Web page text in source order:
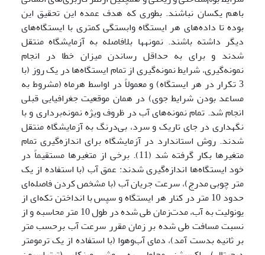
باهم یکسان نباشند. بطوری که هدف عمده این تحقیق این
بوده تا داده‌های هر ایستگاه وابستگی کمتری با ایستگاه‌های
دیگر داشته باشند. نمونه­ها بلافاصله به آزمایشگاه منتقل
شدند و برای به حداقل رساندن میزان خطا در انجام
نمونه‌گیری، شرایط نمونه‌گیری از تمام ایستگاه‌ها در یک روز (با
3 تکرار در هر ایستگاه) و معمولاً در اواسط هرماه (مشروط به
مساعد بودن شرایط جوی) در همان موقعیت جغرافیایی قبلی
انجام شد. تمام نمونه‌های آب در ظروف ویژه نمونه‌برداری و با
نگهداری در جای تاریک و سرد، بی‌درنگ به آزمایشگاه منتقل
شدند. روش استاندارد در آزمایشگاه برای اندازه‌گیری تمام
متغیرها بکار گرفته شد (11). برخی از متغیرها مستقیماً در
خود ایستگاه‌ها اندازه‌گیری شدند: عمق آب (با استفاده از یک
متر چوبی مدرج)، سرعت جریان آب (با مشخص کردن فاصله‌ای
حدود 10 متر در کنار هر ایستگاه و سپس با انداختن تکه‌ای از
یونولیت به آب، مدت‌زمان طی شده در طول 10 متر محاسبه و از
نسبت مسافت طی شده بر زمان مقرر سرعت آب برحسب متر
بر ثانیه بدست آمد)، دمای آب‌وهوا (با استفاده از یک ترمومتر